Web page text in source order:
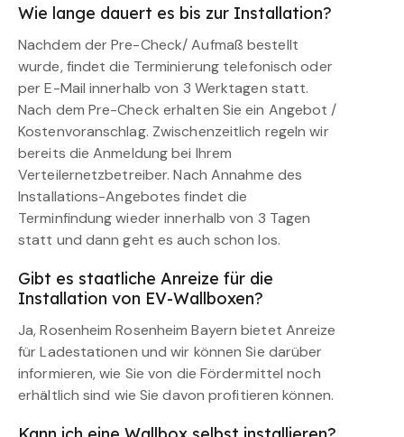
Wie lange dauert es bis zur Installation?
Nachdem der Pre-Check/ Aufmaß bestellt
wurde, findet die Terminierung telefonisch oder
per E-Mail innerhalb von 3 Werktagen statt.
Nach dem Pre-Check erhalten Sie ein Angebot /
Kostenvoranschlag. Zwischenzeitlich regeln wir
bereits die Anmeldung bei Ihrem
Verteilernetzbetreiber. Nach Annahme des
Installations-Angebotes findet die
Terminfindung wieder innerhalb von 3 Tagen
statt und dann geht es auch schon los.
Gibt es staatliche Anreize für die
Installation von EV-Wallboxen?
Ja, Rosenheim Rosenheim Bayern bietet Anreize
für Ladestationen und wir können Sie darüber
informieren, wie Sie von die Fördermittel noch
erhältlich sind wie Sie davon profitieren können.